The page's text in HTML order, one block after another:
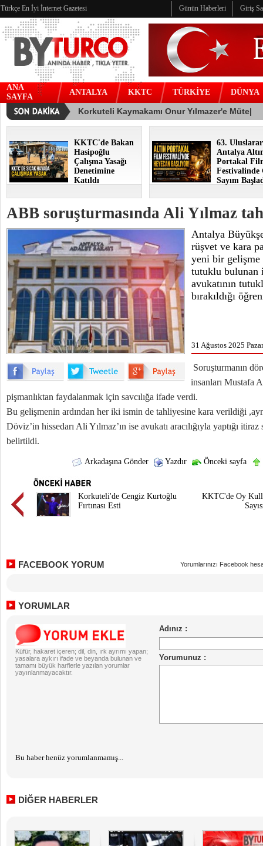
Türkçe En İyi İnternet Gazetesi Günün Haberleri Giriş
ANA
SAYFA
ANTALYA KKTC TÜRKİYE DÜNYA
KKTC'de Bakan
Hasipoğlu
Çalışma Yasağı
Denetimine
Katıldı
63.
Antalya
Portakal
Festivalinde
Sayım
ABB soruşturmasında Ali Yılmaz
Antalya
rüşvet ve kara
yeni bir gelişme
tutuklu bulunan
avukatının
bırakıldığı
31 Ağustos 2025
Soruşturmanın
insanları Mustafa
pişmanlıktan faydalanmak için savcılığa ifade verdi.
Bu gelişmenin ardından her iki ismin de tahliyesine kara verildiği
Döviz’in hissedarı Ali Yılmaz’ın ise avukatı aracılığıyla yaptığı itiraz
belirtildi.
Arkadaşına Gönder Yazdır Önceki sayfa
Korkuteli'de Cengiz Kurtoğlu
Fırtınası Esti
KKTC'de Oy
FACEBOOK YORUM Yorumlarınızı Facebook
YORUMLAR
Küfür, hakaret içeren; dil, din, ırk ayrımı yapan;
yasalara aykırı ifade ve beyanda bulunan ve
tamamı büyük harflerle yazılan yorumlar
yayınlanmayacaktır.
Bu haber henüz yorumlanmamış...
DİĞER HABERLER